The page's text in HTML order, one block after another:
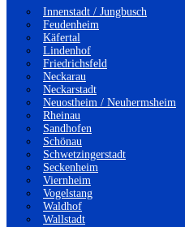
Innenstadt / Jungbusch
Feudenheim
Käfertal
Lindenhof
Friedrichsfeld
Neckarau
Neckarstadt
Neuostheim / Neuhermsheim
Rheinau
Sandhofen
Schönau
Schwetzingerstadt
Seckenheim
Viernheim
Vogelstang
Waldhof
Wallstadt